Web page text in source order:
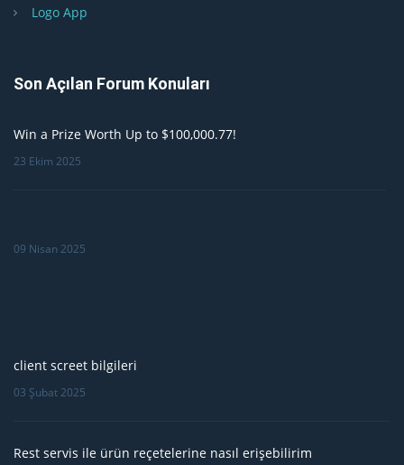
Logo App
Son Açılan Forum Konuları
Win a Prize Worth Up to $100,000.77!
23 Ekim 2025
09 Nisan 2025
client screet bilgileri
03 Şubat 2025
Rest servis ile ürün reçetelerine nasıl erişebilirim